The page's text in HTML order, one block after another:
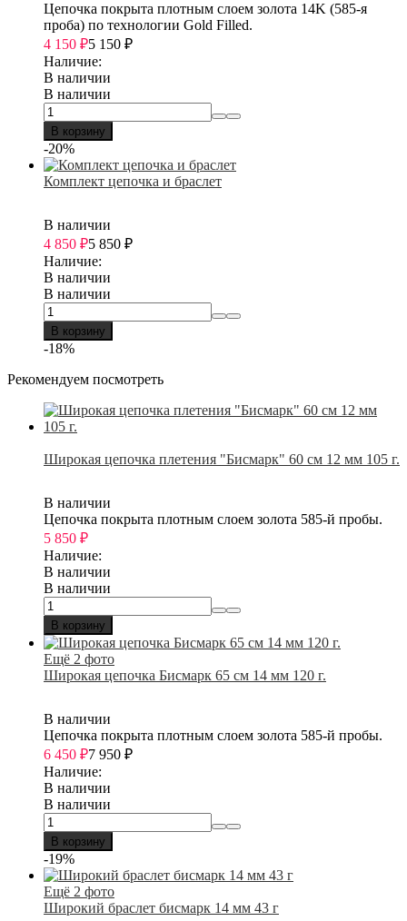
Цепочка покрыта плотным слоем золота 14K (585-я
проба) по технологии Gold Filled.
4 150 ₽5 150 ₽
Наличие:
В наличии
В наличии
В корзину
-20%
Комплект цепочка и браслет
В наличии
4 850 ₽5 850 ₽
Наличие:
В наличии
В наличии
В корзину
-18%
Рекомендуем посмотреть
Широкая цепочка плетения "Бисмарк" 60 см 12 мм 105 г.
В наличии
Цепочка покрыта плотным слоем золота 585-й пробы.
5 850 ₽
Наличие:
В наличии
В наличии
В корзину
Ещё 2 фото
Широкая цепочка Бисмарк 65 см 14 мм 120 г.
В наличии
Цепочка покрыта плотным слоем золота 585-й пробы.
6 450 ₽7 950 ₽
Наличие:
В наличии
В наличии
В корзину
-19%
Ещё 2 фото
Широкий браслет бисмарк 14 мм 43 г